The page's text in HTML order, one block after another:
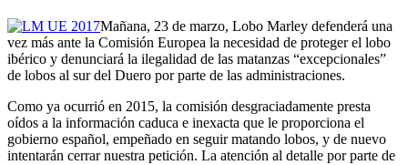
Mañana, 23 de marzo, Lobo Marley defenderá una
vez más ante la Comisión Europea la necesidad de proteger el lobo
ibérico y denunciará la ilegalidad de las matanzas “excepcionales”
de lobos al sur del Duero por parte de las administraciones.
Como ya ocurrió en 2015, la comisión desgraciadamente presta
oídos a la información caduca e inexacta que le proporciona el
gobierno español, empeñado en seguir matando lobos, y de nuevo
intentarán cerrar nuestra petición. La atención al detalle por parte de